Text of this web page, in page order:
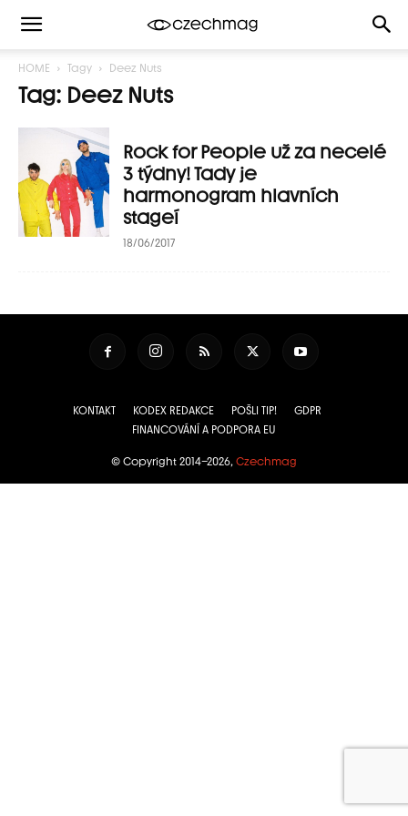
HOME Tagy Deez Nuts
Tag: Deez Nuts
Rock for People už za necelé
3 týdny! Tady je
harmonogram hlavních
stageí
18/06/2017
KONTAKT KODEX REDAKCE POŠLI TIP!
GDPR
FINANCOVÁNÍ A PODPORA EU
© Copyright 2014–2026, Czechmag